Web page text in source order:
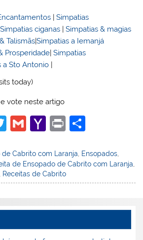
|Simpatias
Simpatias ciganas |Simpatias & magias
Talismãs|Simpatias a Iemanjá
Prosperidade|Simpatias
a Sto Antonio |
today)
vote neste artigo
T
itt
er
G
ai
l
Y
h
o
o
l
Pr
t
ar
e
de Cabrito com Laranja Ensopados
de Ensopado de Cabrito com Laranja,
Receitas de Cabrito